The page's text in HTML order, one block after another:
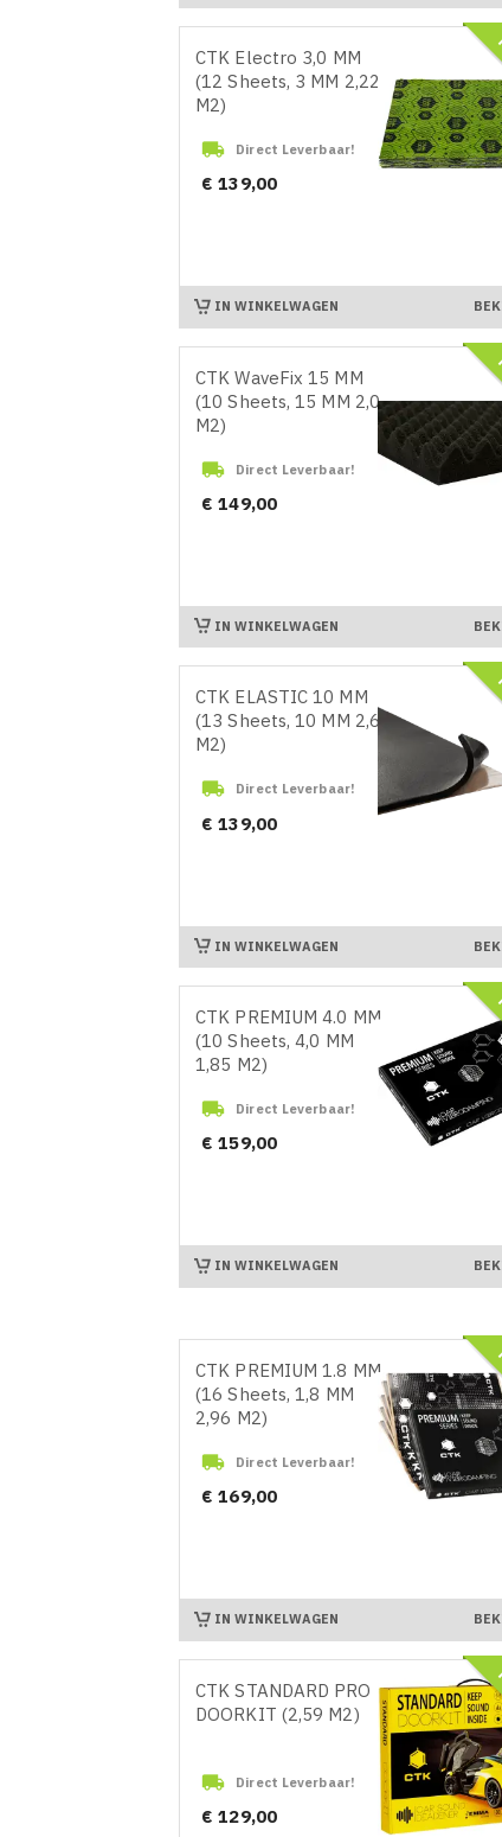
CTK Electro 3,0 MM
(12 Sheets, 3 MM 2,22
M2)
 Direct Leverbaar!
Prijs
€ 139,00
IN WINKELWAGEN
CTK WaveFix 15 MM
(10 Sheets, 15 MM 2,0
M2)
 Direct Leverbaar!
Prijs
€ 149,00
IN WINKELWAGEN
CTK ELASTIC 10 MM
(13 Sheets, 10 MM 2,6
M2)
 Direct Leverbaar!
Prijs
€ 139,00
IN WINKELWAGEN
CTK PREMIUM 4.0 MM
(10 Sheets, 4,0 MM
1,85 M2)
 Direct Leverbaar!
Prijs
€ 159,00
IN WINKELWAGEN
CTK PREMIUM 1.8 MM
(16 Sheets, 1,8 MM
2,96 M2)
 Direct Leverbaar!
Prijs
€ 169,00
IN WINKELWAGEN
CTK STANDARD PRO
DOORKIT (2,59 M2)
 Direct Leverbaar!
Prijs
€ 129,00